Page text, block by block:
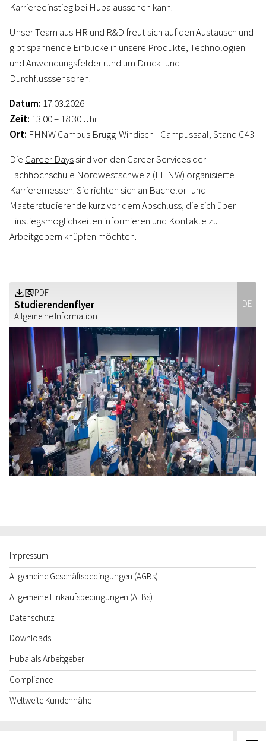
Karriereeinstieg bei Huba aussehen kann.
Unser Team aus HR und R&D freut sich auf den Austausch und
gibt spannende Einblicke in unsere Produkte, Technologien
und Anwendungsfelder rund um Druck‑ und
Durchflusssensoren.
Datum: 17.03.2026
Zeit: 13:00 – 18:30 Uhr
Ort: FHNW Campus Brugg-Windisch I Campussaal, Stand C43
Die Career Dayssind von den Career Services der
Fachhochschule Nordwestschweiz (FHNW) organisierte
Karrieremessen. Sie richten sich an Bachelor- und
Masterstudierende kurz vor dem Abschluss, die sich über
Einstiegsmöglichkeiten informieren und Kontakte zu
Arbeitgebern knüpfen möchten.
DE
Studierendenflyer
Allgemeine Information
Z aPDF
Impressum
Allgemeine Geschäftsbedingungen (AGBs)
Allgemeine Einkaufsbedingungen (AEBs)
Datenschutz
Downloads
Huba als Arbeitgeber
Compliance
Weltweite Kundennähe